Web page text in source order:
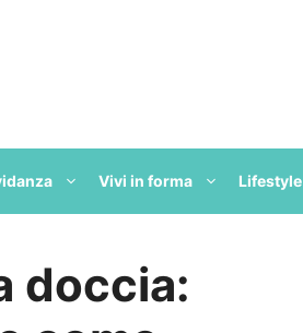
Vivi in forma Lifestyle
doccia: